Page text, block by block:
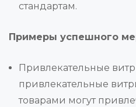
стандартам.
Примеры успешного
Привлекательные
привлекательные
товарами могут